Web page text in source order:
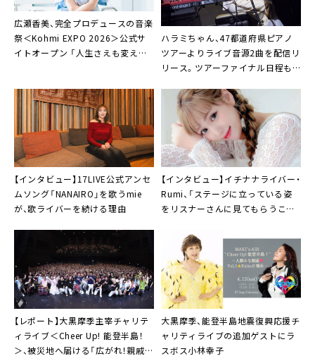
広瀬香美、完全プロデュースの音楽
祭＜Kohmi EXPO 2026＞公式サ
イトオープン 「人生さえも変えて
ハラミちゃん、47都道府県ピアノ
ツアーよりライブ音源2曲を配信リ
リース。ツアーファイナル日程も
【インタビュー】17LIVE公式アンセ
ムソング「NANAIRO」を歌うmie
が、歌ライバーを続ける理由
【インタビュー】イチナナライバー・
Rumi、「ステージに立っている姿
をリスナーさんに見てもらうこと
【レポート】大黒摩季主宰チャリテ
ィライブ＜Cheer Up! 能登半島！
＞、被災地へ届ける「広がれ！親戚の
大黒摩季、能登半島地震復興応援チ
ャリティライブの追加ゲストにラ
スボス小林幸子